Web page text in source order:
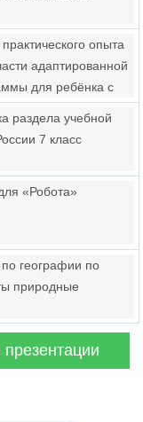
опыта
адаптированной
для ребёнка с
раздела учебной
7 класс
«Робота»
географии по
природные